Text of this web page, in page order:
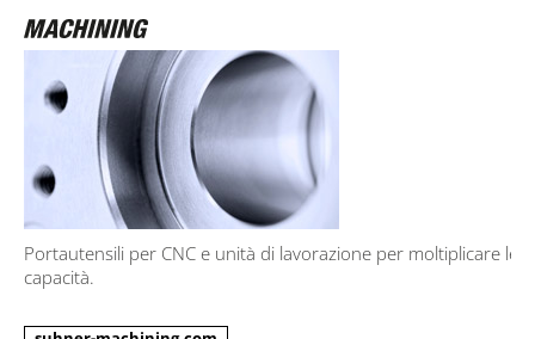
Portautensili per CNC e unità di lavorazione per moltiplicare le
capacità.